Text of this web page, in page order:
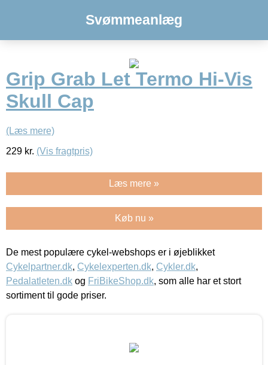
Svømmeanlæg
Grip Grab Let Termo Hi-Vis
Skull Cap
(Læs mere)
229 kr. (Vis fragtpris)
Læs mere »
Køb nu »
De mest populære cykel-webshops er i øjeblikket
Cykelpartner.dk, Cykelexperten.dk, Cykler.dk,
Pedalatleten.dk og FriBikeShop.dk, som alle har et stort
sortiment til gode priser.